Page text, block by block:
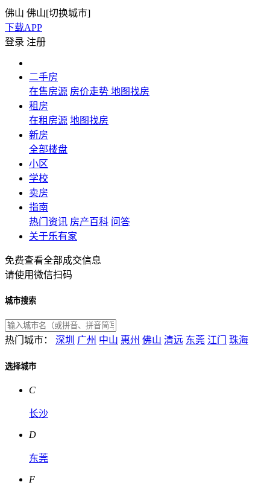
佛山 佛山[切换城市]
下载APP
登录 注册
二手房
在售房源 房价走势 地图找房
租房
在租房源 地图找房
新房
全部楼盘
小区
学校
卖房
指南
热门资讯 房产百科 问答
关于乐有家
免费查看全部成交信息
请使用微信扫码
城市搜索
热门城市： 深圳 广州 中山 惠州 佛山 清远 东莞 江门 珠海
选择城市
C
长沙
D
东莞
F